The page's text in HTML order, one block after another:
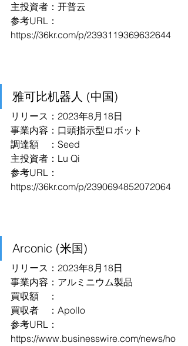
主投資者：开普云
参考URL：
https://36kr.com/p/2393119369632644
雅可比机器人 (中国)
リリース：2023年8月18日
事業内容：口頭指示型ロボット
調達額　：Seed
主投資者：Lu Qi
参考URL：
https://36kr.com/p/2390694852072064
Arconic (米国)
リリース：2023年8月18日
事業内容：アルミニウム製品
買収額　：
買収者　：Apollo
参考URL：
https://www.businesswire.com/news/ho